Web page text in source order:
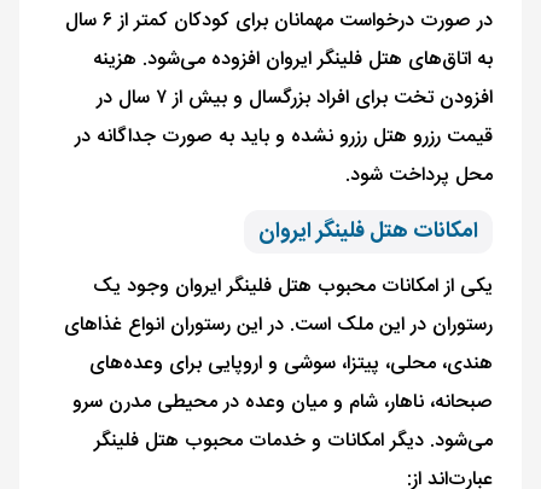
در صورت درخواست مهمانان برای کودکان کمتر از ۶ سال
به اتاق‌های هتل فلینگر ایروان افزوده می‌شود. هزینه
افزودن تخت برای افراد بزرگسال و بیش از ۷ سال در
قیمت رزرو هتل رزرو نشده و باید به‌ صورت جداگانه در
محل پرداخت شود.
امکانات هتل فلینگر ایروان
یکی از امکانات محبوب هتل فلینگر ایروان وجود یک
رستوران در این ملک است. در این رستوران انواع غذاهای
هندی، محلی، پیتزا، سوشی و اروپایی برای وعده‌های
صبحانه، ناهار، شام و میان وعده در محیطی مدرن سرو
می‌شود. دیگر امکانات و خدمات محبوب هتل فلینگر
عبارت‌اند از: